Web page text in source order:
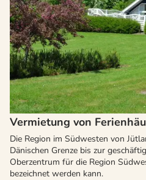
Vermietung von
Die Region im Südwesten von
Dänischen Grenze bis zur
Oberzentrum für die Region
bezeichnet werden kann.